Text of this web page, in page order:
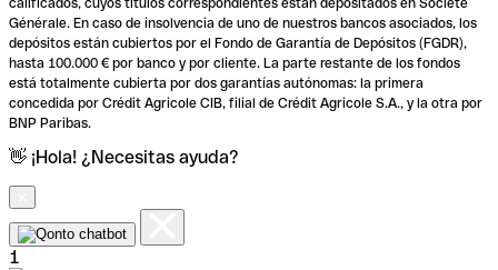
calificados, cuyos títulos correspondientes están depositados en Société
Générale. En caso de insolvencia de uno de nuestros bancos asociados, los
depósitos están cubiertos por el Fondo de Garantía de Depósitos (FGDR),
hasta 100.000 € por banco y por cliente. La parte restante de los fondos
está totalmente cubierta por dos garantías autónomas: la primera
concedida por Crédit Agricole CIB, filial de Crédit Agricole S.A., y la otra por
BNP Paribas.
👋 ¡Hola! ¿Necesitas ayuda?
1